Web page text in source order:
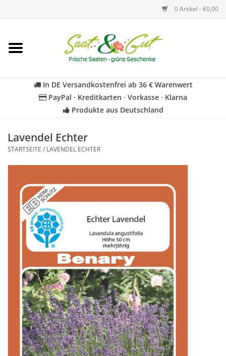
0 Artikel - €0,00
Startseite
Kräuter
Für Kinder
Geschenkideen
Katalog
In DE Versandkostenfrei ab 36 € Warenwert
PayPal · Kreditkarten · Vorkasse · Klarna
Produkte aus Deutschland
Lavendel Echter
STARTSEITE / LAVENDEL ECHTER